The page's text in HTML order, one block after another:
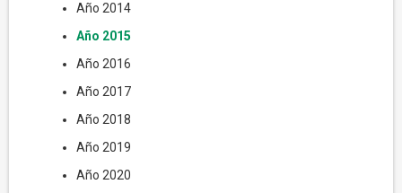
Año 2014
Año 2015
Año 2016
Año 2017
Año 2018
Año 2019
Año 2020